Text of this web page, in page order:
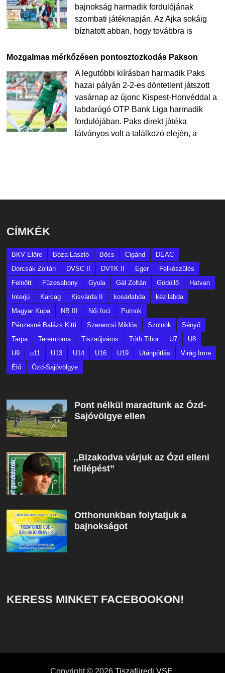
bajnokság harmadik fordulójának
szombati játéknapján. Az Ajka sokáig
bízhatott abban, hogy továbbra is
Mozgalmas mérkőzésen pontosztozkodás Pakson
A legutóbbi kiírásban harmadik Paks
hazai pályán 2-2-es döntetlent játszott
vasárnap az újonc Kispest-Honvéddal a
labdarúgó OTP Bank Liga harmadik
fordulójában. Paks direkt játéka
látványos volt a találkozó elején, a
CÍMKÉK
BKV Előre Bóza László Bőcs Cigánd
DEAC
Dorcsák Zoltán
DVSC II DVTK II Eger
Felkészülés
Felnőtt
Füzesabony Gyula Gál Zoltán Gödöllő
Hatvan
Interjú
Karcag Kisvárda II kosárlabda
kézilabda
Magyar Kupa
NB III Női foci
Putnok
Pénzesné Balázs Kitti
Szerencsi Miklós Szolnok
Sényő
Tarpa
Teremtorna Tiszaújváros Tóth Tibor U7
U8
U9
u11 U13 U14 U16 U19 Utánpótlás
Virág Imre
Élő
Ózd-Sajóvölgye
Pont nélkül maradtunk az Ózd-
Sajóvölgye ellen
,,Bizakodva várjuk az Ózd elleni
fellépést”
Otthonunkban folytatjuk a
bajnokságot
KERESS MINKET FACEBOOKON!
Copyright © 2026 Tiszafüredi VSE